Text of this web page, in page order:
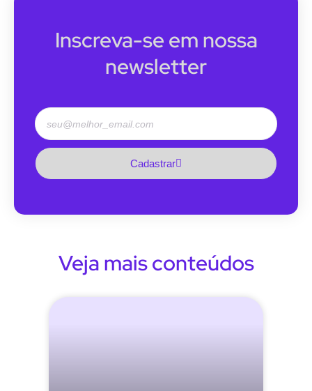
Inscreva-se em nossa
newsletter
Cadastrar
Veja mais conteúdos